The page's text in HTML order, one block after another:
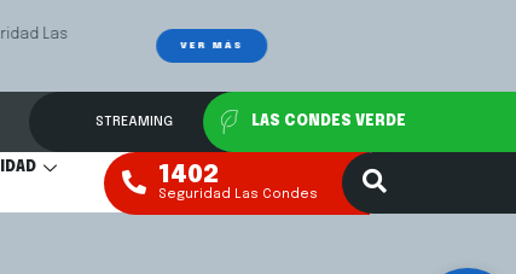
VER MÁS
STREAMING LAS CONDES VERDE
1402
Seguridad Las Condes